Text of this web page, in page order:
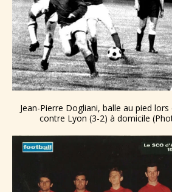
Jean-Pierre Dogliani, balle au pied
contre Lyon (3-2) à domicile